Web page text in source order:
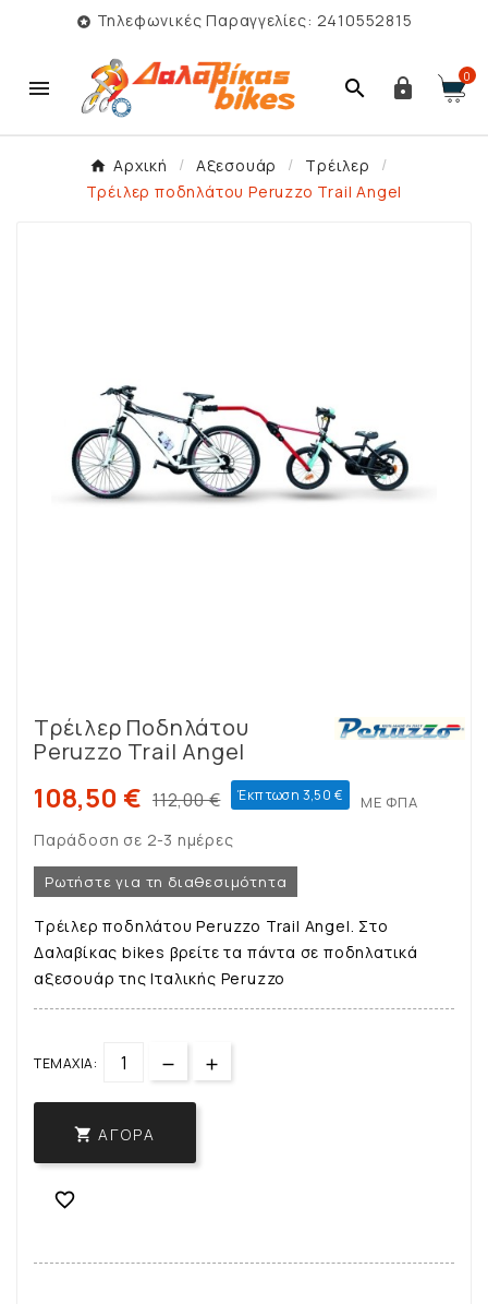
 Τηλεφωνικές Παραγγελίες: 2410552815
   0
Αρχική Αξεσουάρ
Τρέιλερ
Τρέιλερ ποδηλάτου Peruzzo Trail Angel
Τρέιλερ Ποδηλάτου
Peruzzo Trail Angel
108,50 € 112,00 € Έκπτωση 3,50 € ΜΕ ΦΠΑ
Παράδοση σε 2-3 ημέρες
Ρωτήστε για τη διαθεσιμότητα
Τρέιλερ ποδηλάτου Peruzzo Trail Angel. Στο
Δαλαβίκας bikes βρείτε τα πάντα σε ποδηλατικά
αξεσουάρ της Ιταλικής Peruzzo
ΤΕΜΆΧΙΑ:
 ΑΓΟΡΆ
